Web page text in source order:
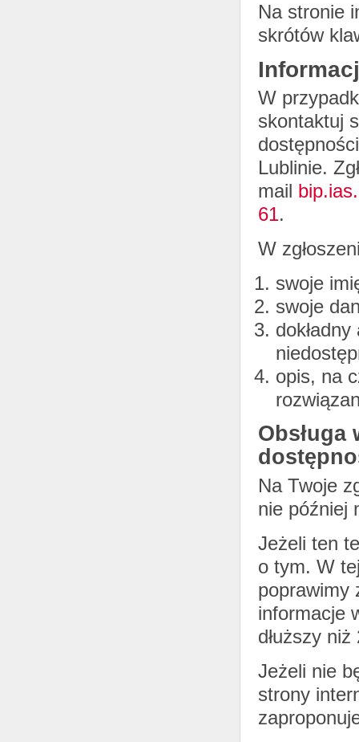
Na stronie
skrótów
W
skontaktuj
Lublinie.
mail
61.
W
swoje
swoje
opis, na
Na Twoje
nie później
Jeżeli ten
o tym. W
poprawimy
informacje
dłuższy
Jeżeli nie
strony